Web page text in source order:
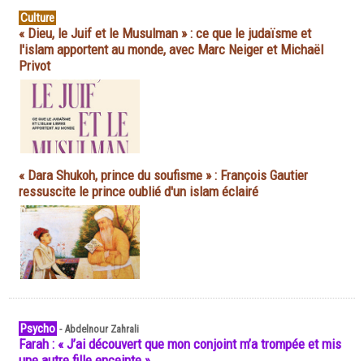
Culture
« Dieu, le Juif et le Musulman » : ce que le judaïsme et
l'islam apportent au monde, avec Marc Neiger et Michaël
Privot
« Dara Shukoh, prince du soufisme » : François Gautier
ressuscite le prince oublié d'un islam éclairé
Psycho -Abdelnour Zahrali
Farah : « J’ai découvert que mon conjoint m’a trompée et mis